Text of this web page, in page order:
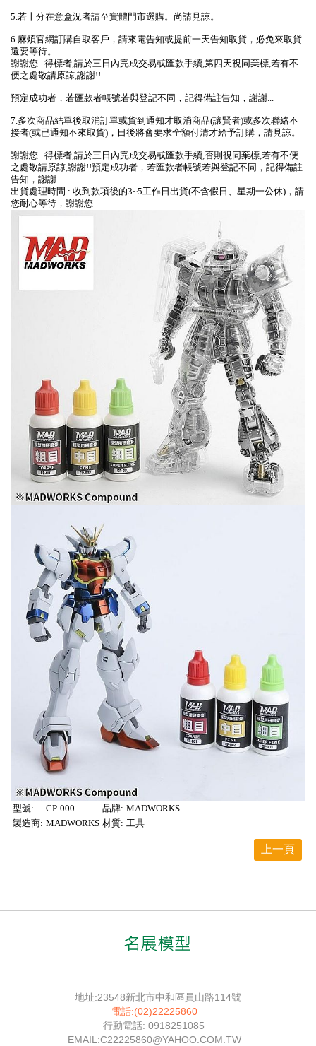
5.若十分在意盒況者請至實體門市選購。尚請見諒。
6.麻煩官網訂購自取客戶，請來電告知或提前一天告知取貨，必免來取貨
還要等待。
謝謝您...得標者,請於三日內完成交易或匯款手續,第四天視同棄標,若有不
便之處敬請原諒,謝謝!!
預定成功者，若匯款者帳號若與登記不同，記得備註告知，謝謝...
7.多次商品結單後取消訂單或貨到通知才取消商品(讓賢者)或多次聯絡不
接者(或已通知不來取貨)，日後將會要求全額付清才給予訂購，請見諒。
謝謝您...得標者,請於三日內完成交易或匯款手續,否則視同棄標,若有不便
之處敬請原諒,謝謝!!預定成功者，若匯款者帳號若與登記不同，記得備註
告知，謝謝...
出貨處理時間 : 收到款項後的3~5工作日出貨(不含假日、星期一公休)，請
您耐心等待，謝謝您...
型號: CP-000 品牌: MADWORKS
製造商: MADWORKS 材質: 工具
上一頁
地址:23548新北市中和區員山路114號
電話:(02)22225860
行動電話: 0918251085
EMAIL:C22225860@YAHOO.COM.TW